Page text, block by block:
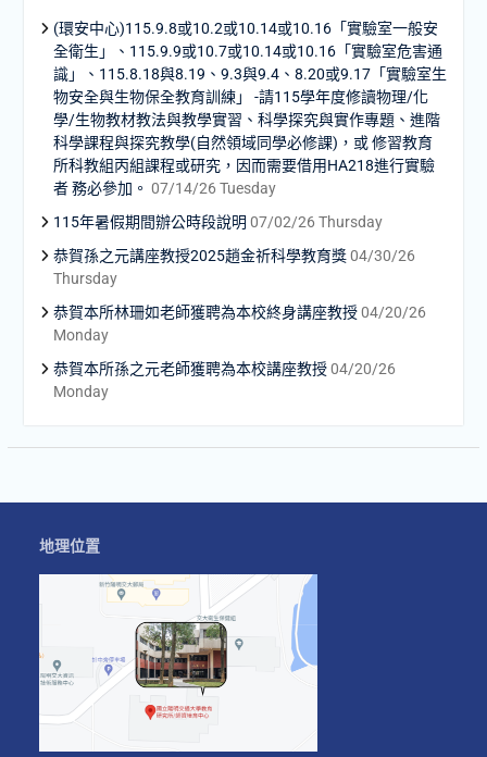
(環安中心)115.9.8或10.2或10.14或10.16「實驗室一般安
全衛生」、115.9.9或10.7或10.14或10.16「實驗室危害通
識」、115.8.18與8.19、9.3與9.4、8.20或9.17「實驗室生
物安全與生物保全教育訓練」 -請115學年度修讀物理/化
學/生物教材教法與教學實習、科學探究與實作專題、進階
科學課程與探究教學(自然領域同學必修課)，或 修習教育
所科教組丙組課程或研究，因而需要借用HA218進行實驗
者 務必參加。 07/14/26 Tuesday
115年暑假期間辦公時段說明 07/02/26 Thursday
恭賀孫之元講座教授2025趙金祈科學教育獎 04/30/26
Thursday
恭賀本所林珊如老師獲聘為本校終身講座教授 04/20/26
Monday
恭賀本所孫之元老師獲聘為本校講座教授 04/20/26
Monday
地理位置